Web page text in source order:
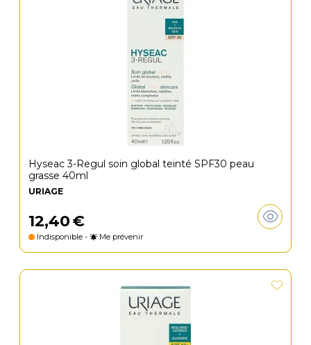
Hyseac 3-Regul soin global teinté SPF30 peau
grasse 40ml
URIAGE
12,40€
Indisponible - Me prévenir